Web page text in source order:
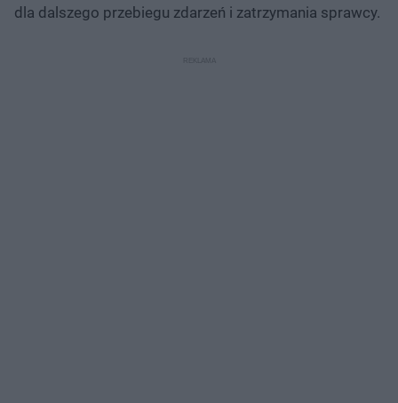
dla dalszego przebiegu zdarzeń i zatrzymania sprawcy.